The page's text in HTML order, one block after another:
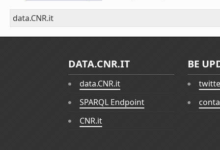
data.CNR.it
DATA.CNR.IT
data.CNR.it
SPARQL Endpoint
CNR.it
BE